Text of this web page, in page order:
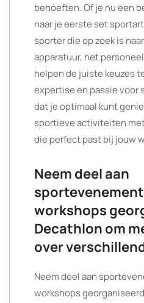
behoeften. Of je nu een
naar je eerste set
sporter die op zoek is
apparatuur, het
helpen de juiste keuzes
expertise en passie voor
dat je optimaal kunt
sportieve activiteiten
die perfect past bij jouw
Neem deel aan
workshops
Decathlon om
over
Neem deel aan
workshops